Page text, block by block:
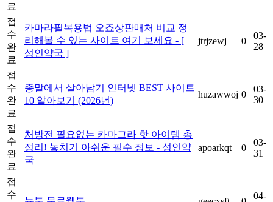
료
접
수
완
료
카마라필복용법 오죠상판매처 비교 정
리해볼 수 있는 사이트 여기 보세요 - [
성인약국 ]
jtrjzewj 0
03-
28
접
수
완
료
종말에서 살아남기 인터넷 BEST 사이트
10 알아보기 (2026년)
huzawwoj 0
03-
30
접
수
완
료
처방전 필요없는 카마그라 핫 아이템 총
정리! 놓치기 아쉬운 필수 정보 - 성인약
국
apoarkqt 0
03-
31
접
수
04-